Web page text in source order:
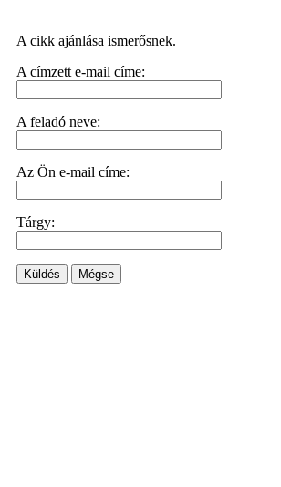
A cikk ajánlása ismerősnek.
A címzett e-mail címe:
A feladó neve:
Az Ön e-mail címe:
Tárgy:
Küldés Mégse